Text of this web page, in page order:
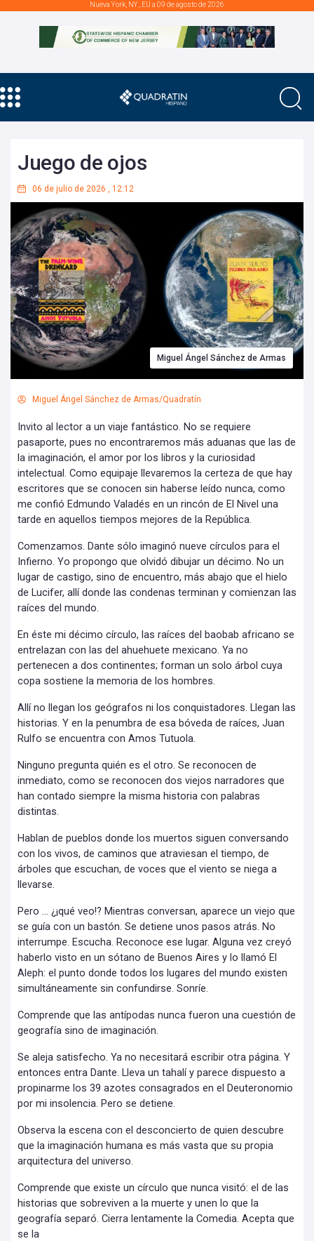
Nueva York, NY., EU a 09 de agosto de 2026
Juego de ojos
06 de julio de 2026 , 12:12
Miguel Ángel Sánchez de Armas
Miguel Ángel Sánchez de Armas/Quadratín
Invito al lector a un viaje fantástico. No se requiere
pasaporte, pues no encontraremos más aduanas que las de
la imaginación, el amor por los libros y la curiosidad
intelectual. Como equipaje llevaremos la certeza de que hay
escritores que se conocen sin haberse leído nunca, como
me confió Edmundo Valadés en un rincón de El Nivel una
tarde en aquellos tiempos mejores de la República.
Comenzamos. Dante sólo imaginó nueve círculos para el
Infierno. Yo propongo que olvidó dibujar un décimo. No un
lugar de castigo, sino de encuentro, más abajo que el hielo
de Lucifer, allí donde las condenas terminan y comienzan las
raíces del mundo.
En éste mi décimo círculo, las raíces del baobab africano se
entrelazan con las del ahuehuete mexicano. Ya no
pertenecen a dos continentes; forman un solo árbol cuya
copa sostiene la memoria de los hombres.
Allí no llegan los geógrafos ni los conquistadores. Llegan las
historias. Y en la penumbra de esa bóveda de raíces, Juan
Rulfo se encuentra con Amos Tutuola.
Ninguno pregunta quién es el otro. Se reconocen de
inmediato, como se reconocen dos viejos narradores que
han contado siempre la misma historia con palabras
distintas.
Hablan de pueblos donde los muertos siguen conversando
con los vivos, de caminos que atraviesan el tiempo, de
árboles que escuchan, de voces que el viento se niega a
llevarse.
Pero … ¿¡qué veo!? Mientras conversan, aparece un viejo que
se guía con un bastón. Se detiene unos pasos atrás. No
interrumpe. Escucha. Reconoce ese lugar. Alguna vez creyó
haberlo visto en un sótano de Buenos Aires y lo llamó El
Aleph: el punto donde todos los lugares del mundo existen
simultáneamente sin confundirse. Sonríe.
Comprende que las antípodas nunca fueron una cuestión de
geografía sino de imaginación.
Se aleja satisfecho. Ya no necesitará escribir otra página. Y
entonces entra Dante. Lleva un tahalí y parece dispuesto a
propinarme los 39 azotes consagrados en el Deuteronomio
por mi insolencia. Pero se detiene.
Observa la escena con el desconcierto de quien descubre
que la imaginación humana es más vasta que su propia
arquitectura del universo.
Comprende que existe un círculo que nunca visitó: el de las
historias que sobreviven a la muerte y unen lo que la
geografía separó. Cierra lentamente la Comedia. Acepta que
se la